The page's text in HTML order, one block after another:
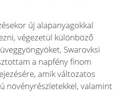
új alapanyagokkal
végezetül különböző
Swarovksi
a napfény finom
amik változatos
növényrészletekkel, valamint